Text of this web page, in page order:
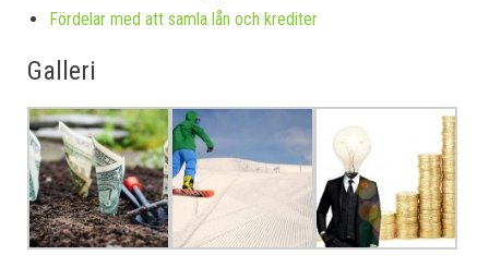
Fördelar med att samla lån och krediter
Galleri